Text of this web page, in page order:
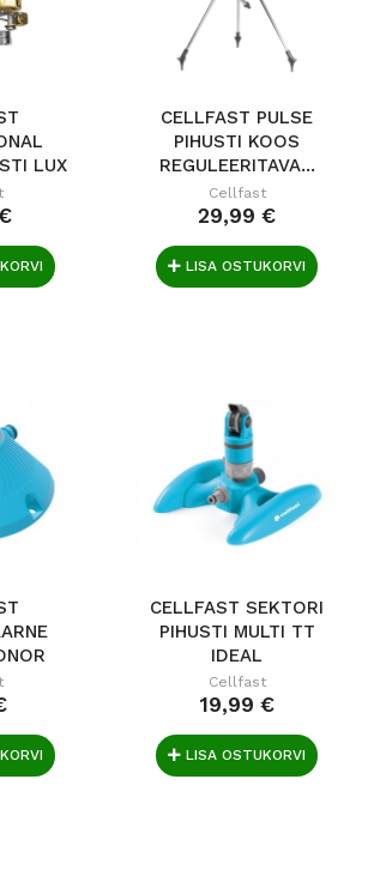
LUX
CELLFAST PULSE
PIHUSTI KOOS
REGULEERITAVA...
Cellfast
29,99 €
LISA OSTUKORVI
CELLFAST SEKTORI
PIHUSTI MULTI TT
IDEAL
Cellfast
19,99 €
LISA OSTUKORVI